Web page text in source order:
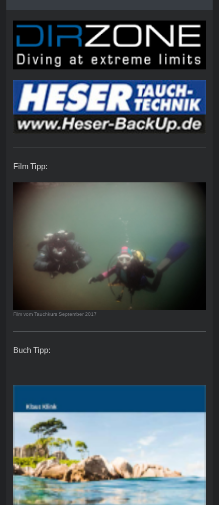
Film Tipp:
Film vom Tauchkurs September 2017
Buch Tipp: